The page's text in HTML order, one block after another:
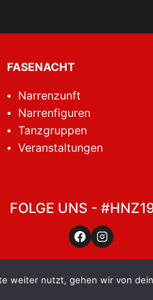
FASENACHT
Narrenzunft
Narrenfiguren
Tanzgruppen
Veranstaltungen
FOLGE UNS -
weiter nutzt, gehen wir von